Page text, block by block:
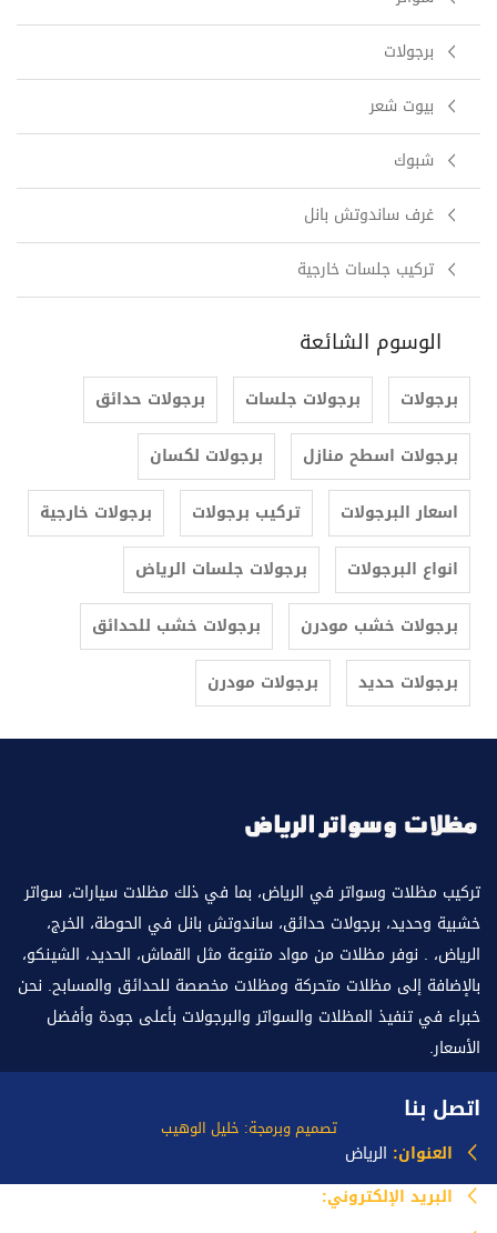
برجولات
بيوت شعر
شبوك
غرف ساندوتش بانل
تركيب جلسات خارجية
الوسوم الشائعة
برجولات برجولات جلسات
برجولات حدائق
برجولات اسطح منازل
برجولات لكسان
اسعار البرجولات
تركيب برجولات
برجولات خارجية
انواع البرجولات
برجولات جلسات الرياض
برجولات خشب مودرن
برجولات خشب للحدائق
برجولات حديد
برجولات مودرن
تركيب مظلات وسواتر في الرياض، بما في ذلك مظلات سيارات، سواتر
خشبية وحديد، برجولات حدائق، ساندوتش بانل في الحوطة، الخرج،
الرياض، . نوفر مظلات من مواد متنوعة مثل القماش، الحديد، الشينكو،
بالإضافة إلى مظلات متحركة ومظلات مخصصة للحدائق والمسابح. نحن
خبراء في تنفيذ المظلات والسواتر والبرجولات بأعلى جودة وأفضل
الأسعار.
اتصل بنا
العنوان: الرياض
البريد الإلكتروني:
تصميم وبرمجة: خليل الوهيب